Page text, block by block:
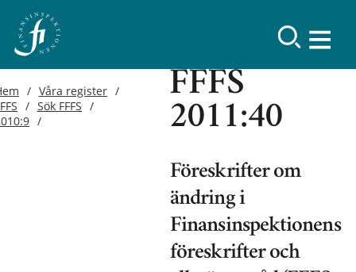
Våra register
Sök FFFS
FFFS
2011:40
Föreskrifter om
ändring i
Finansinspektionens
föreskrifter och